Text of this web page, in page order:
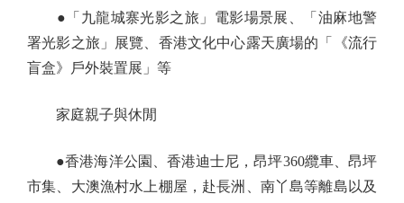
●「九龍城寨光影之旅」電影場景展、「油麻地警
署光影之旅」展覽、香港文化中心露天廣場的「《流行
盲盒》戶外裝置展」等
家庭親子與休閒
●香港海洋公園、香港迪士尼，昂坪360纜車、昂坪
市集、大澳漁村水上棚屋，赴長洲、南丫島等離島以及